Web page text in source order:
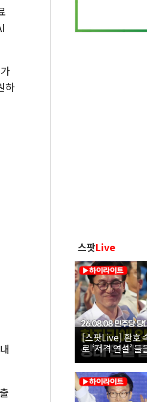
하
스팟Live
[스팟Live] 환호
로 ‘저격 연설’
26.08.08 더불어
보 인천 합동연설